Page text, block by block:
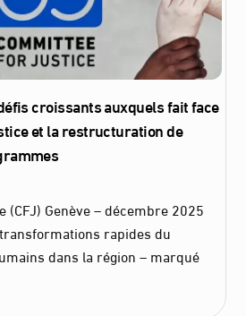
croissants auxquels fait face
et la restructuration de
Genève – décembre 2025
rapides du
dans la région – marqué